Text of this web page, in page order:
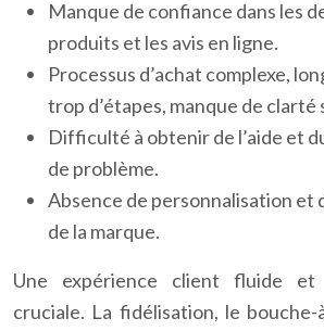
Manque de confiance dans les
produits et les avis en ligne.
Processus d’achat complexe,
trop d’étapes, manque de clarté
Difficulté à obtenir de l’aide et
de problème.
Absence de personnalisation et
de la marque.
Une expérience client fluide et
cruciale. La fidélisation, le